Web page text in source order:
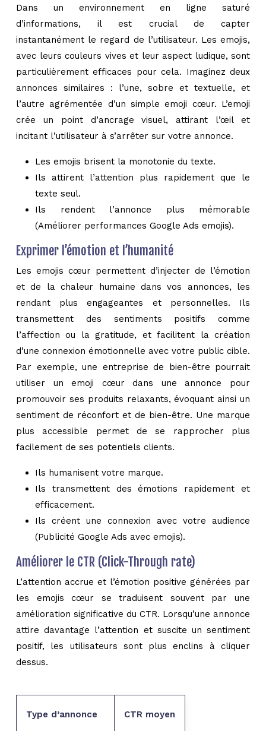
Dans un environnement en ligne saturé
d’informations, il est crucial de capter
instantanément le regard de l’utilisateur. Les emojis,
avec leurs couleurs vives et leur aspect ludique, sont
particulièrement efficaces pour cela. Imaginez deux
annonces similaires : l’une, sobre et textuelle, et
l’autre agrémentée d’un simple emoji cœur. L’emoji
crée un point d’ancrage visuel, attirant l’œil et
incitant l’utilisateur à s’arrêter sur votre annonce.
Les emojis brisent la monotonie du texte.
Ils attirent l’attention plus rapidement que le
texte seul.
Ils rendent l’annonce plus mémorable
(Améliorer performances Google Ads emojis).
Exprimer l’émotion et l’humanité
Les emojis cœur permettent d’injecter de l’émotion
et de la chaleur humaine dans vos annonces, les
rendant plus engageantes et personnelles. Ils
transmettent des sentiments positifs comme
l’affection ou la gratitude, et facilitent la création
d’une connexion émotionnelle avec votre public cible.
Par exemple, une entreprise de bien-être pourrait
utiliser un emoji cœur dans une annonce pour
promouvoir ses produits relaxants, évoquant ainsi un
sentiment de réconfort et de bien-être. Une marque
plus accessible permet de se rapprocher plus
facilement de ses potentiels clients.
Ils humanisent votre marque.
Ils transmettent des émotions rapidement et
efficacement.
Ils créent une connexion avec votre audience
(Publicité Google Ads avec emojis).
Améliorer le CTR (Click-Through rate)
L’attention accrue et l’émotion positive générées par
les emojis cœur se traduisent souvent par une
amélioration significative du CTR. Lorsqu’une annonce
attire davantage l’attention et suscite un sentiment
positif, les utilisateurs sont plus enclins à cliquer
dessus.
Type d’annonce CTR moyen